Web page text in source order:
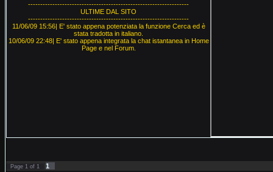
------------------------------------------------------------------
ULTIME DAL SITO
------------------------------------------------------------------
11/06/09 15:56| E' stato appena potenziata la funzione Cerca ed è
stata tradotta in italiano.
10/06/09 22:48| E' stato appena integrata la chat istantanea in Home
Page e nel Forum.
Page 1 of 1
1